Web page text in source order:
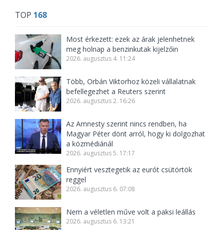
TOP 168
Most érkezett: ezek az árak jelenhetnek
meg holnap a benzinkutak kijelzőin
2026. augusztus 4. 11:24
Több, Orbán Viktorhoz közeli vállalatnak
befellegezhet a Reuters szerint
2026. augusztus 2. 16:26
Az Amnesty szerint nincs rendben, ha
Magyar Péter dönt arról, hogy ki dolgozhat
a közmédiánál
2026. augusztus 5. 17:17
Ennyiért vesztegetik az eurót csütörtök
reggel
2026. augusztus 6. 07:08
Nem a véletlen műve volt a paksi leállás
2026. augusztus 6. 13:21